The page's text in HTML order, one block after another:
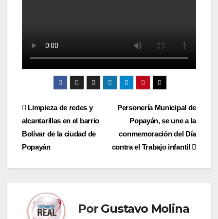
Navegación
de
entradas
Personería Municipal de
Popayán, se une a la
conmemoración del Día
contra el Trabajo infantil
Limpieza de redes y
alcantarillas en el barrio
Bolívar de la ciudad de
Popayán
Por Gustavo Molina